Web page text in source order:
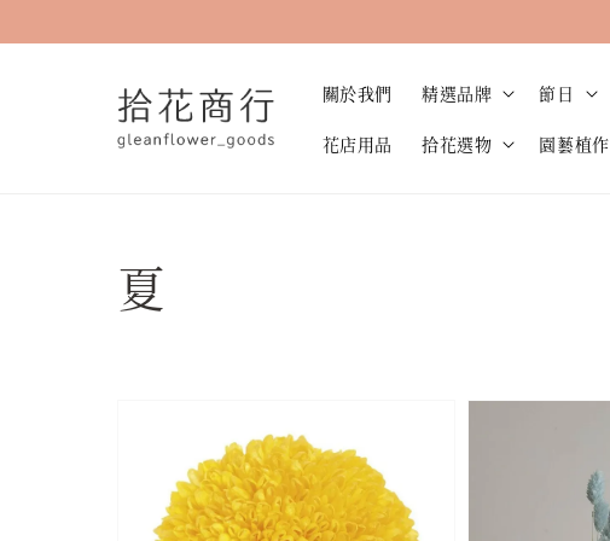
關於我們 精選品牌 節日
花店用品 拾花選物 園藝植作
夏